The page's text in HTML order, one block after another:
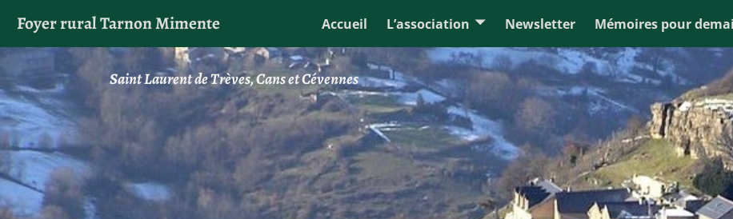
Foyer rural Tarnon Mimente Accueil L’association Newsletter Mémoires pour
Saint Laurent de Trèves, Cans et Cévennes